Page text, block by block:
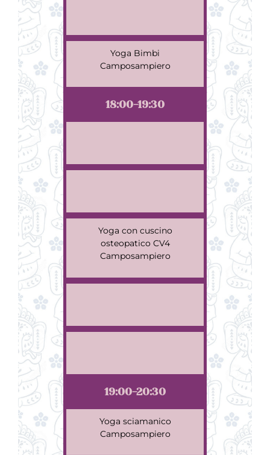
Yoga Bimbi
Camposampiero
18:00-19:30
Yoga con cuscino
osteopatico CV4
Camposampiero
19:00-20:30
Yoga sciamanico
Camposampiero